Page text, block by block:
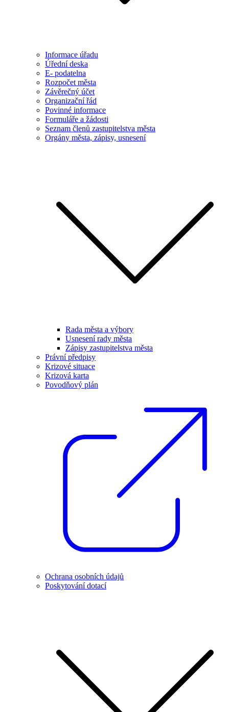
Informace úřadu
Úřední deska
E- podatelna
Rozpočet města
Závěrečný účet
Organizační řád
Povinné informace
Formuláře a žádosti
Seznam členů zastupitelstva města
Orgány města, zápisy, usnesení
Rada města a výbory
Usnesení rady města
Zápisy zastupitelstva města
Právní předpisy
Krizové situace
Krizová karta
Povodňový plán
Ochrana osobních údajů
Poskytování dotací